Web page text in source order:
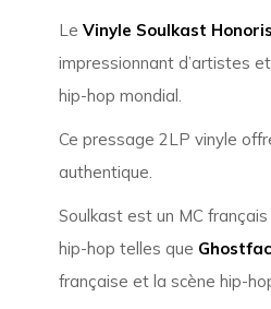
Le Vinyle Soulkast
impressionnant d’artistes
hip-hop mondial.
Ce pressage 2LP vinyle
authentique.
Soulkast est un MC
hip-hop telles que
française et la scène hip-